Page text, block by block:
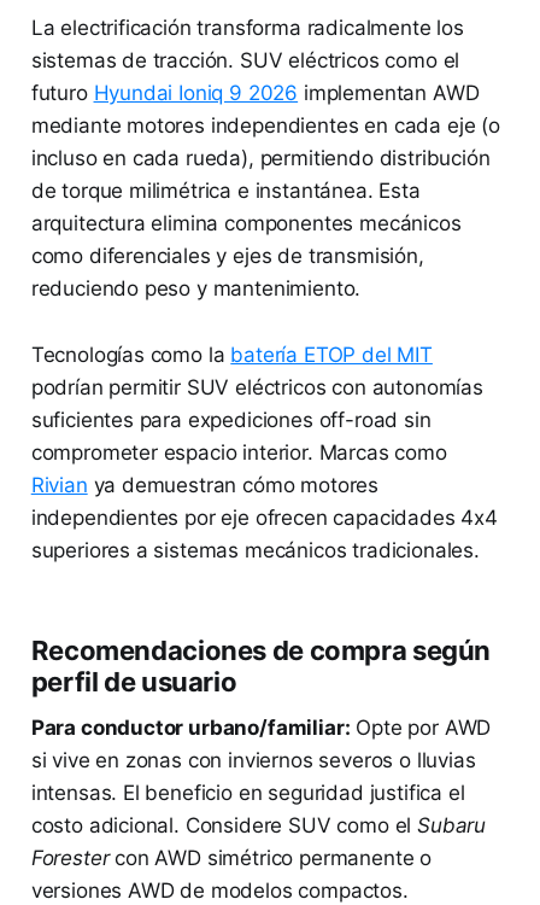
La electrificación transforma radicalmente los
sistemas de tracción. SUV eléctricos como el
futuro Hyundai Ioniq 9 2026 implementan AWD
mediante motores independientes en cada eje (o
incluso en cada rueda), permitiendo distribución
de torque milimétrica e instantánea. Esta
arquitectura elimina componentes mecánicos
como diferenciales y ejes de transmisión,
reduciendo peso y mantenimiento.
Tecnologías como la batería ETOP del MIT
podrían permitir SUV eléctricos con autonomías
suficientes para expediciones off-road sin
comprometer espacio interior. Marcas como
Rivian ya demuestran cómo motores
independientes por eje ofrecen capacidades 4x4
superiores a sistemas mecánicos tradicionales.
Recomendaciones de compra según
perfil de usuario
Para conductor urbano/familiar: Opte por AWD
si vive en zonas con inviernos severos o lluvias
intensas. El beneficio en seguridad justifica el
costo adicional. Considere SUV como elSubaru
Forestercon AWD simétrico permanente o
versiones AWD de modelos compactos.